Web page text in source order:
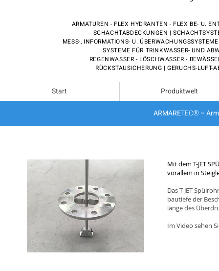
ARMATUREN - FLEX HYDRANTEN - FLEX BE- U.
SCHACHTABDECKUNGEN |
MESS-, INFORMATIONS- U.
SYSTEME FÜR TRINKWASSER- UND
REGENWASSER - LÖSCHWASSER -
RÜCKSTAUSICHERUNG | GERUCHS-LUFT-
Start Produktwelt
Mit dem T-JET
vorallem in
Das T-JET
bautiefe der
länge des
Im Video sehen
ARMARETEC®–